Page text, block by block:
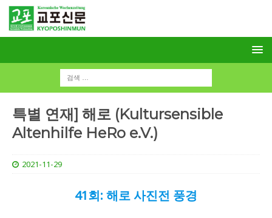
특별 연재] 해로 (Kultursensible
Altenhilfe HeRo e.V.)
2021-11-29
41회: 해로 사진전 풍경